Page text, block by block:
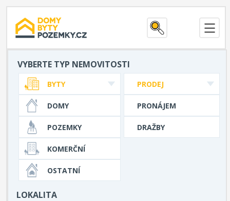
VYBERTE TYP NEMOVITOSTI
PRODEJ
PRONÁJEM
DRAŽBY
BYTY
DOMY
POZEMKY
KOMERČNÍ
OSTATNÍ
LOKALITA